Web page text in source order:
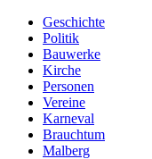
Geschichte
Politik
Bauwerke
Kirche
Personen
Vereine
Karneval
Brauchtum
Malberg